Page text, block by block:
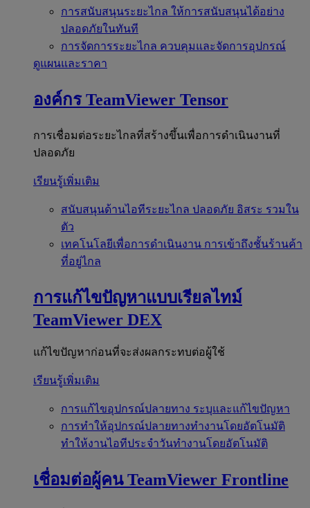
การสนับสนุนระยะไกล ให้การสนับสนุนได้อย่าง
ปลอดภัยในทันที
การจัดการระยะไกล ควบคุมและจัดการอุปกรณ์
ดูแผนและราคา
องค์กร TeamViewer Tensor
การเชื่อมต่อระยะไกลที่สร้างขึ้นเพื่อการดำเนินงานที่
ปลอดภัย
เรียนรู้เพิ่มเติม
สนับสนุนด้านไอทีระยะไกล ปลอดภัย อิสระ รวมใน
ตัว
เทคโนโลยีเพื่อการดำเนินงาน การเข้าถึงชั้นร้านค้า
ที่อยู่ไกล
การแก้ไขปัญหาแบบเรียลไทม์
TeamViewer DEX
แก้ไขปัญหาก่อนที่จะส่งผลกระทบต่อผู้ใช้
เรียนรู้เพิ่มเติม
การแก้ไขอุปกรณ์ปลายทาง ระบุและแก้ไขปัญหา
การทำให้อุปกรณ์ปลายทางทำงานโดยอัตโนมัติ
ทำให้งานไอทีประจำวันทำงานโดยอัตโนมัติ
เชื่อมต่อผู้คน TeamViewer Frontline